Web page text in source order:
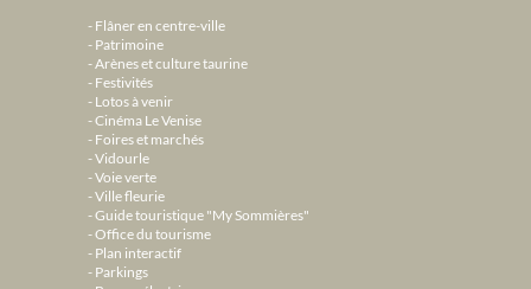
Flâner en centre-ville
Patrimoine
Arènes et culture taurine
Festivités
Lotos à venir
Cinéma Le Venise
Foires et marchés
Vidourle
Voie verte
Ville fleurie
Guide touristique "My Sommières"
Office du tourisme
Plan interactif
Parkings